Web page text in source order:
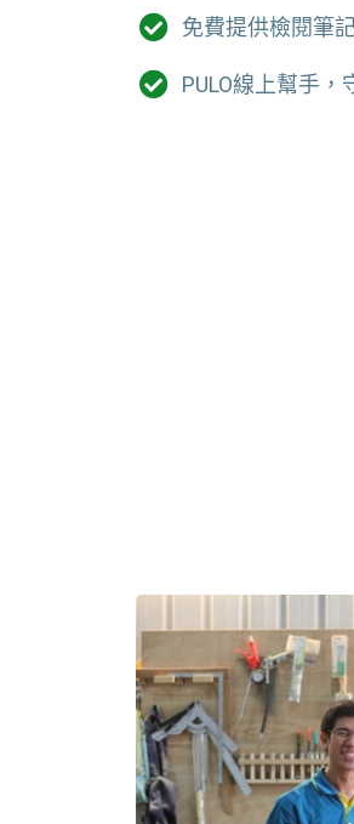
免費提供檢閱筆
PULO線上幫手